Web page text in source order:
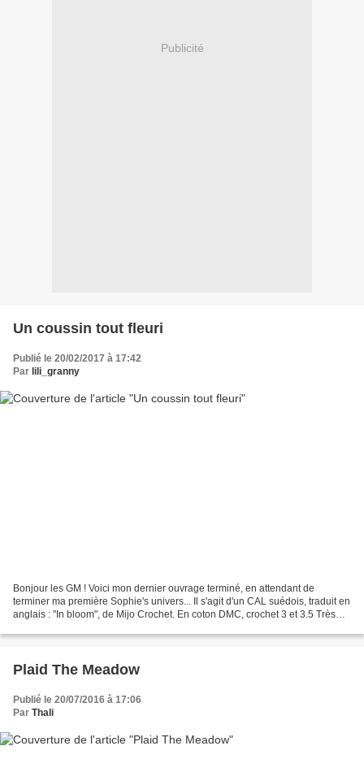
Publicité
Un coussin tout fleuri
Publié le 20/02/2017 à 17:42
Par lili_granny
Bonjour les GM ! Voici mon dernier ouvrage terminé, en attendant de
terminer ma première Sophie's univers... Il s'agit d'un CAL suédois, traduit en
anglais : "In bloom", de Mijo Crochet. En coton DMC, crochet 3 et 3.5 Très
Plaid The Meadow
Publié le 20/07/2016 à 17:06
Par Thali